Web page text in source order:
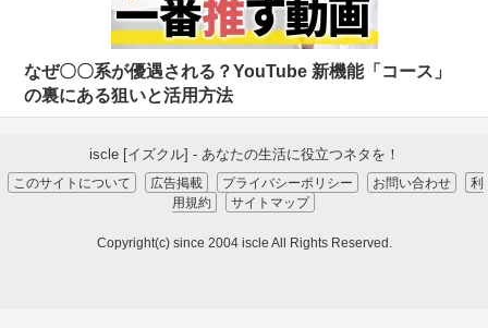
なぜ〇〇系が優遇される？YouTube 新機能「コース」
の裏にある狙いと活用方法
iscle [イズクル] - あなたの生活に役立つネタを！
このサイトについて 広告掲載 プライバシーポリシー お問い合わせ
利
用規約
サイトマップ
Copyright(c) since 2004 iscle All Rights Reserved.